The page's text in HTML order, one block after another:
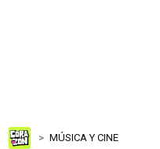
MÚSICA Y CINE